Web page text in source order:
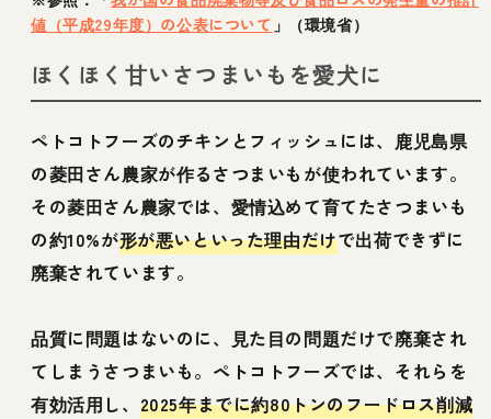
値（平成29年度）の公表について 」（環境省）
ほくほく甘いさつまいもを愛犬に
ペトコトフーズのチキンとフィッシュには、鹿児島県
の菱田さん農家が作るさつまいもが使われています。
その菱田さん農家では、愛情込めて育てたさつまいも
の約10%が形が悪いといった理由だけで出荷できずに
廃棄されています。
品質に問題はないのに、見た目の問題だけで廃棄され
てしまうさつまいも。ペトコトフーズでは、それらを
有効活用し、 2025年までに約80トンのフードロス削減